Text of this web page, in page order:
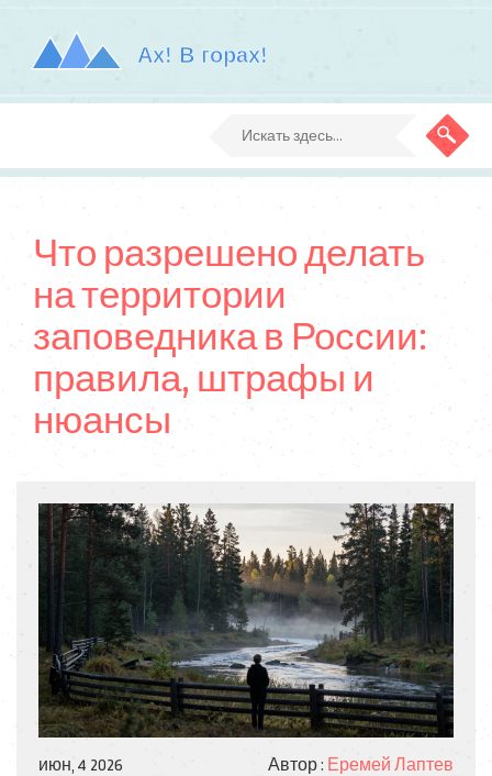
Что разрешено делать
на территории
заповедника в России:
правила, штрафы и
нюансы
июн, 4 2026 Автор : Еремей Лаптев